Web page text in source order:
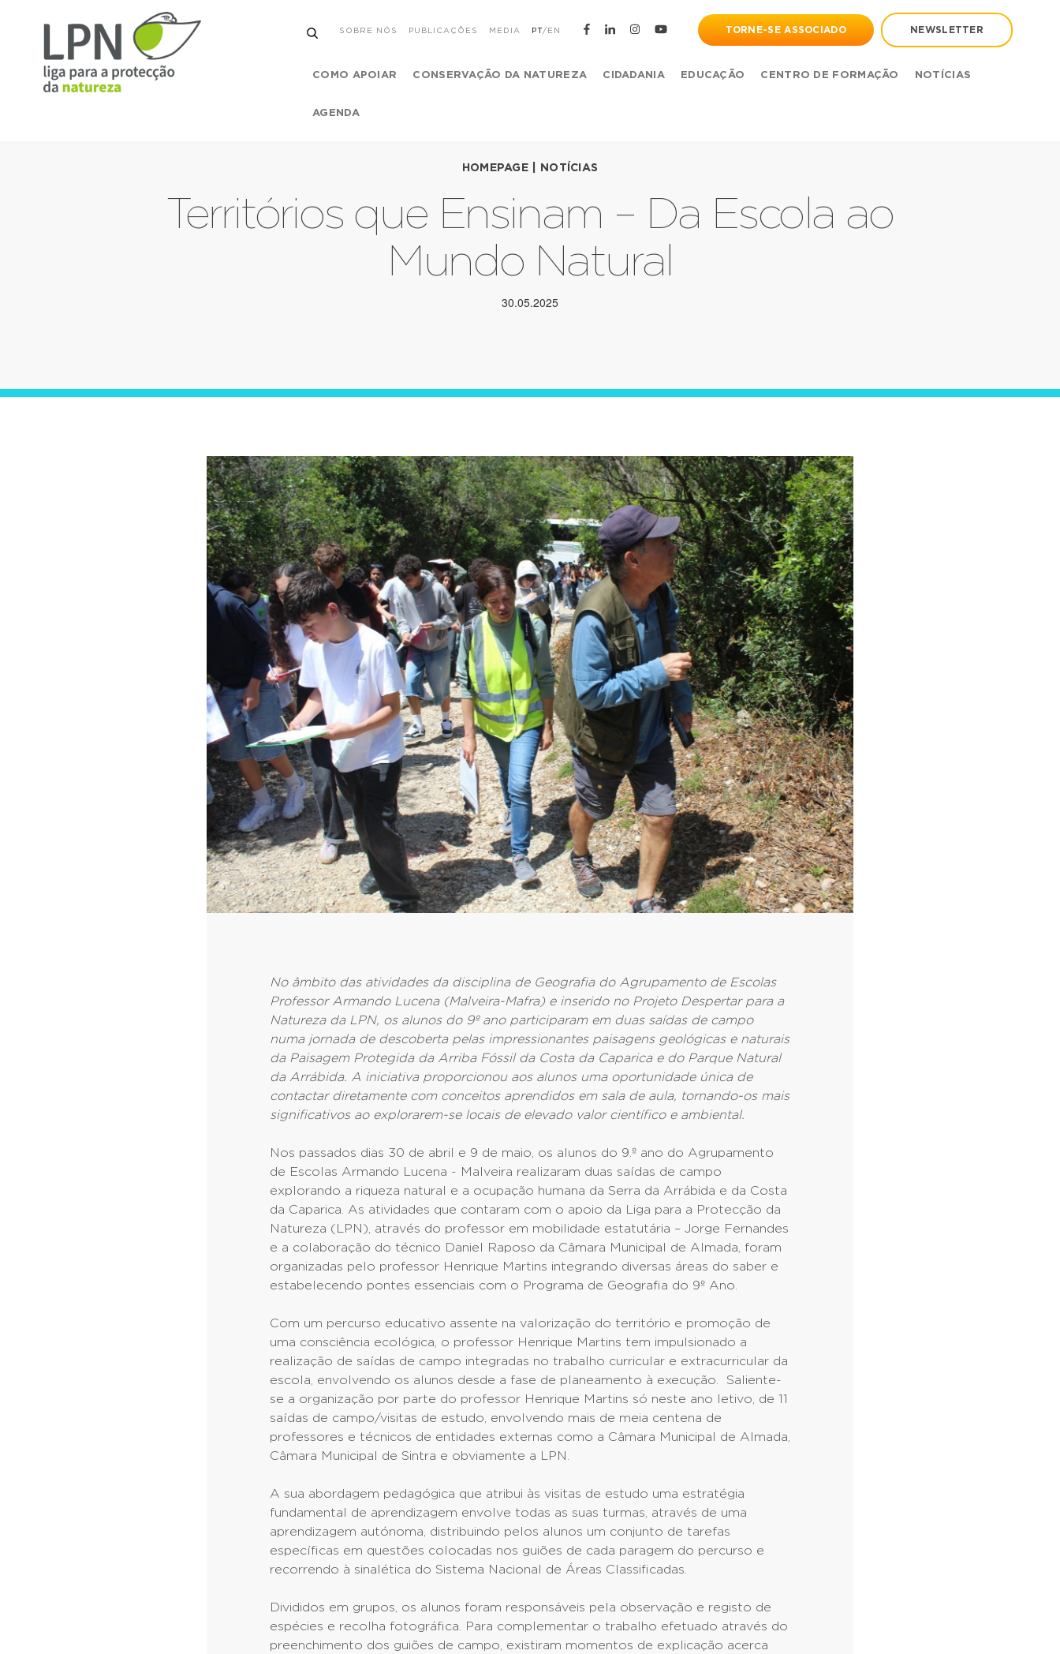
SOBRE NÓS PUBLICAÇÕES MEDIA PT/ EN TORNE-SE ASSOCIADO NEWSLETTER
COMO APOIAR CONSERVAÇÃO DA NATUREZA CIDADANIA EDUCAÇÃO CENTRO DE FORMAÇÃO NOTÍCIAS
AGENDA
HOMEPAGE NOTÍCIAS
Territórios que Ensinam – Da Escola ao
Mundo Natural
30.05.2025
No âmbito das atividades da disciplina de Geografia do Agrupamento de Escolas
Professor Armando Lucena (Malveira-Mafra) e inserido no Projeto Despertar para a
Natureza da LPN, os alunos do 9º ano participaram em duas saídas de campo
numa jornada de descoberta pelas impressionantes paisagens geológicas e naturais
da Paisagem Protegida da Arriba Fóssil da Costa da Caparica e do Parque Natural
da Arrábida. A iniciativa proporcionou aos alunos uma oportunidade única de
contactar diretamente com conceitos aprendidos em sala de aula, tornando-os mais
significativos ao explorarem-se locais de elevado valor científico e ambiental.
Nos passados dias 30 de abril e 9 de maio, os alunos do 9.º ano do Agrupamento
de Escolas Armando Lucena - Malveira realizaram duas saídas de campo
explorando a riqueza natural e a ocupação humana da Serra da Arrábida e da Costa
da Caparica. As atividades que contaram com o apoio da Liga para a Protecção da
Natureza (LPN), através do professor em mobilidade estatutária – Jorge Fernandes
e a colaboração do técnico Daniel Raposo da Câmara Municipal de Almada, foram
organizadas pelo professor Henrique Martins integrando diversas áreas do saber e
estabelecendo pontes essenciais com o Programa de Geografia do 9º Ano.
Com um percurso educativo assente na valorização do território e promoção de
uma consciência ecológica, o professor Henrique Martins tem impulsionado a
realização de saídas de campo integradas no trabalho curricular e extracurricular da
escola, envolvendo os alunos desde a fase de planeamento à execução. Saliente-
se a organização por parte do professor Henrique Martins só neste ano letivo, de 11
saídas de campo/visitas de estudo, envolvendo mais de meia centena de
professores e técnicos de entidades externas como a Câmara Municipal de Almada,
Câmara Municipal de Sintra e obviamente a LPN.
A sua abordagem pedagógica que atribui às visitas de estudo uma estratégia
fundamental de aprendizagem envolve todas as suas turmas, através de uma
aprendizagem autónoma, distribuindo pelos alunos um conjunto de tarefas
específicas em questões colocadas nos guiões de cada paragem do percurso e
recorrendo à sinalética do Sistema Nacional de Áreas Classificadas.
Divididos em grupos, os alunos foram responsáveis pela observação e registo de
espécies e recolha fotográfica. Para complementar o trabalho efetuado através do
preenchimento dos guiões de campo, existiram momentos de explicação acerca